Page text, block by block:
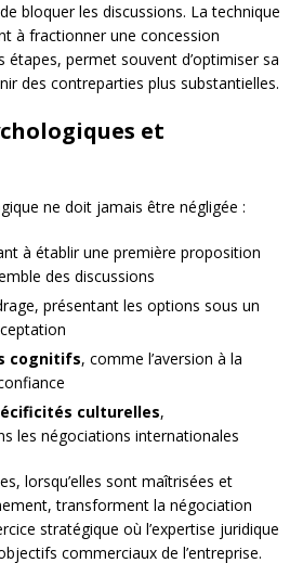
bloquer les discussions. La technique
à fractionner une concession
étapes, permet souvent d’optimiser sa
des contreparties plus substantielles.
et
ne doit jamais être négligée :
à établir une première proposition
des discussions
présentant les options sous un
cognitifs, comme l’aversion à la
culturelles,
les négociations internationales
lorsqu’elles sont maîtrisées et
transforment la négociation
stratégique où l’expertise juridique
commerciaux de l’entreprise.